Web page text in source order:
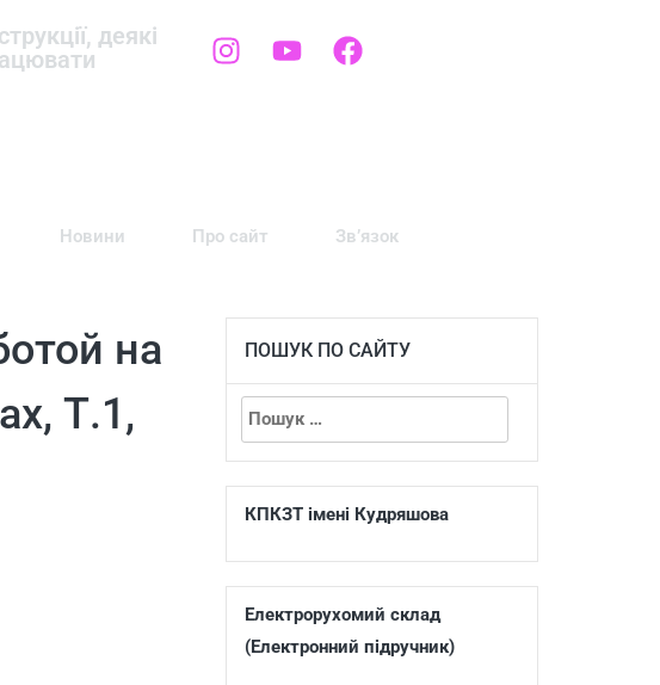
деякі
Новини Про сайт Зв’язок
на
Т.1,
ПОШУК ПО САЙТУ
КПКЗТ імені Кудряшова
Електрорухомий склад
(Електронний підручник)